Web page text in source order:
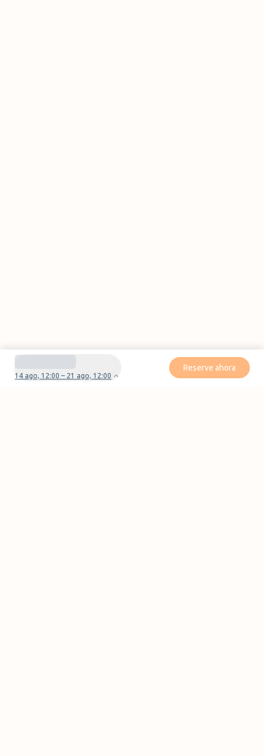
14 ago, 12:00 – 21 ago, 12:00
Reserve ahora